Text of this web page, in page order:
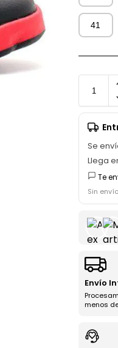
41
Se
Llega
Te
Sin
Envío
menos